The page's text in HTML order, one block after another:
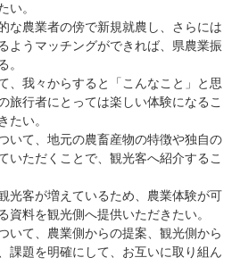
い。
な農業者の傍で新規就農し、さらには
ようマッチングができれば、県農業振
。
、我々からすると「こんなこと」と思
旅行者にとっては楽しい体験になるこ
たい。
いて、地元の農畜産物の特徴や独自の
いただくことで、観光客へ紹介するこ
光客が増えているため、農業体験が可
資料を観光側へ提供いただきたい。
いて、農業側からの提案、観光側から
課題を明確にして、お互いに取り組ん